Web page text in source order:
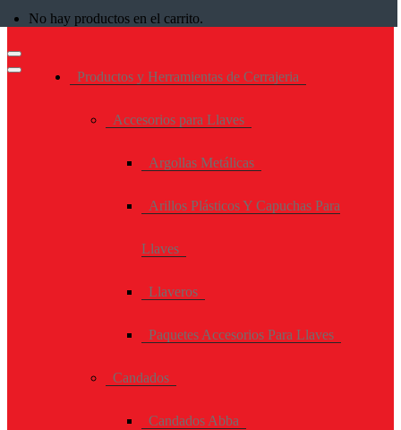
No hay productos en el carrito.
Productos y Herramientas de Cerrajeria
Accesorios para Llaves
Argollas Metálicas
Arillos Plásticos Y Capuchas Para
Llaves
Llaveros
Paquetes Accesorios Para Llaves
Candados
Candados Abba